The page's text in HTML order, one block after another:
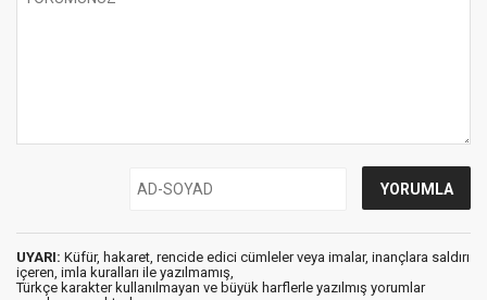
UYARI: Küfür, hakaret, rencide edici cümleler veya imalar, inançlara saldırı
içeren, imla kuralları ile yazılmamış,
Türkçe karakter kullanılmayan ve büyük harflerle yazılmış yorumlar